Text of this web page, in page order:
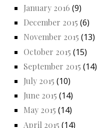
January 2016 (9)
December 2015 (6)
November 2015 (13)
October 2015 (15)
September 2015 (14)
July 2015 (10)
June 2015 (14)
May 2015 (14)
April 2015 (14)